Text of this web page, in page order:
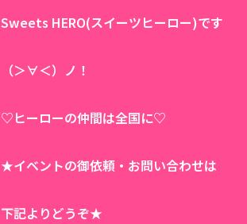
Sweets HERO(スイーツヒーロー)です
（＞∀＜）ノ！
♡ヒーローの仲間は全国に♡
★イベントの御依頼・お問い合わせは
下記よりどうぞ★